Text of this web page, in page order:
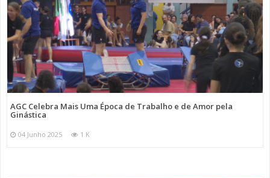
AGC Celebra Mais Uma Época de Trabalho e de Amor pela
Ginástica
04 Junho 2025 1 K